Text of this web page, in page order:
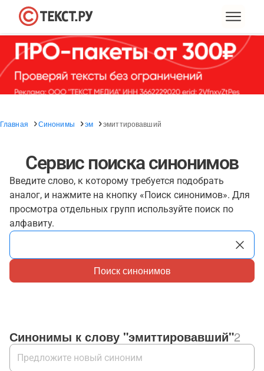
Главная Синонимы эм эмиттировавший
Сервис поиска синонимов
Введите слово, к которому требуется подобрать
аналог, и нажмите на кнопку «Поиск синонимов». Для
просмотра отдельных групп используйте поиск по
алфавиту.
Поиск синонимов
Синонимы к слову "эмиттировавший"2